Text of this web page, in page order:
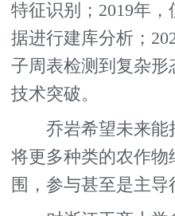
特征识别；2019年
据进行建库分析；
子周表检测到复杂形
技术突破。
乔岩希望未来能
将更多种类的农作
围，参与甚至是主导